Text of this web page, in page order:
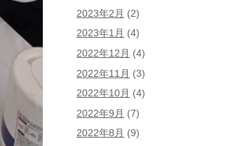
2023年2月 (2)
2023年1月 (4)
2022年12月 (4)
2022年11月 (3)
2022年10月 (4)
2022年9月 (7)
2022年8月 (9)